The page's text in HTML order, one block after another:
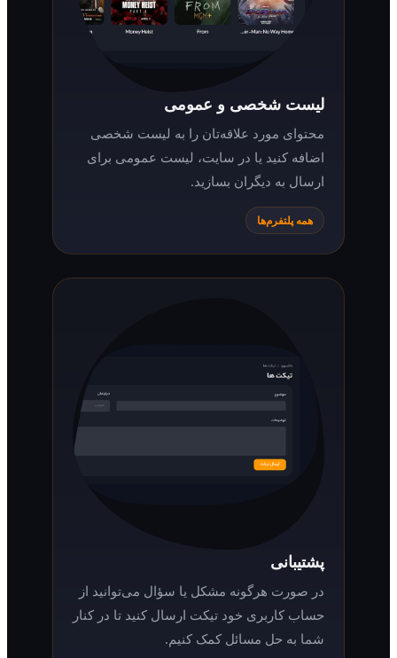
لیست شخصی و عمومی
محتوای مورد علاقه‌تان را به لیست شخصی
اضافه کنید یا در سایت، لیست عمومی برای
ارسال به دیگران بسازید.
همه پلتفرم‌ها
در صورت هرگونه مشکل یا سؤال می‌توانید از
حساب کاربری خود تیکت ارسال کنید تا در کنار
شما به حل مسائل کمک کنیم.